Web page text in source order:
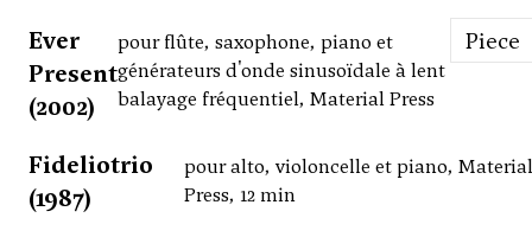
Ever
Present
(2002)
pour flûte, saxophone, piano et
générateurs d'onde sinusoïdale à lent
balayage fréquentiel, Material Press
Piece
Fideliotrio
(1987)
pour alto, violoncelle et piano,
Press, 12 min